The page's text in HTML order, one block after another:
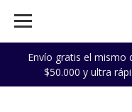
Envío gratis el mismo
$50.000 y ultra